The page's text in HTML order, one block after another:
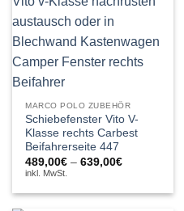
MARCO POLO ZUBEHÖR
Schiebefenster Vito V-
Klasse rechts Carbest
Beifahrerseite 447
489,00€ –639,00€Preisspanne:
639,00€
inkl. MwSt.